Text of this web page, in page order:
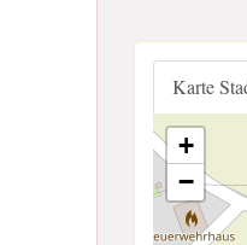
Karte
+
−